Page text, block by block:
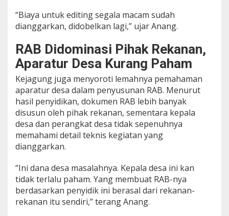
“Biaya untuk editing segala macam sudah
dianggarkan, didobelkan lagi,” ujar Anang.
RAB Didominasi Pihak Rekanan,
Aparatur Desa Kurang Paham
Kejagung juga menyoroti lemahnya pemahaman
aparatur desa dalam penyusunan RAB. Menurut
hasil penyidikan, dokumen RAB lebih banyak
disusun oleh pihak rekanan, sementara kepala
desa dan perangkat desa tidak sepenuhnya
memahami detail teknis kegiatan yang
dianggarkan.
“Ini dana desa masalahnya. Kepala desa ini kan
tidak terlalu paham. Yang membuat RAB-nya
berdasarkan penyidik ini berasal dari rekanan-
rekanan itu sendiri,” terang Anang.